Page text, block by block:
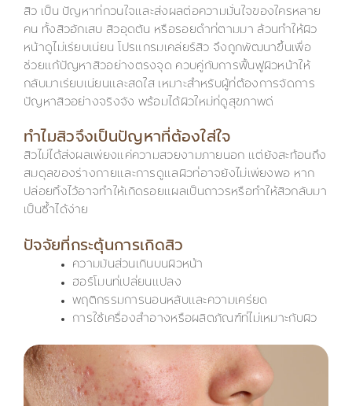
สิว เป็น ปัญหาที่กวนใจและส่งผลต่อความมั่นใจของใครหลาย
คน ทั้งสิวอักเสบ สิวอุดตัน หรือรอยดำที่ตามมา ล้วนทำให้ผิว
หน้าดูไม่เรียบเนียน โปรแกรมเคลียร์สิว จึงถูกพัฒนาขึ้นเพื่อ
ช่วยแก้ปัญหาสิวอย่างตรงจุด ควบคู่กับการฟื้นฟูผิวหน้าให้
กลับมาเรียบเนียนและสดใส เหมาะสำหรับผู้ที่ต้องการจัดการ
ปัญหาสิวอย่างจริงจัง พร้อมได้ผิวใหม่ที่ดูสุขภาพดี
ทำไมสิวจึงเป็นปัญหาที่ต้องใส่ใจ
สิวไม่ได้ส่งผลเพียงแค่ความสวยงามภายนอก แต่ยังสะท้อนถึง
สมดุลของร่างกายและการดูแลผิวที่อาจยังไม่เพียงพอ หาก
ปล่อยทิ้งไว้อาจทำให้เกิดรอยแผลเป็นถาวรหรือทำให้สิวกลับมา
เป็นซ้ำได้ง่าย
ปัจจัยที่กระตุ้นการเกิดสิว
ความมันส่วนเกินบนผิวหน้า
ฮอร์โมนที่เปลี่ยนแปลง
พฤติกรรมการนอนหลับและความเครียด
การใช้เครื่องสำอางหรือผลิตภัณฑ์ที่ไม่เหมาะกับผิว